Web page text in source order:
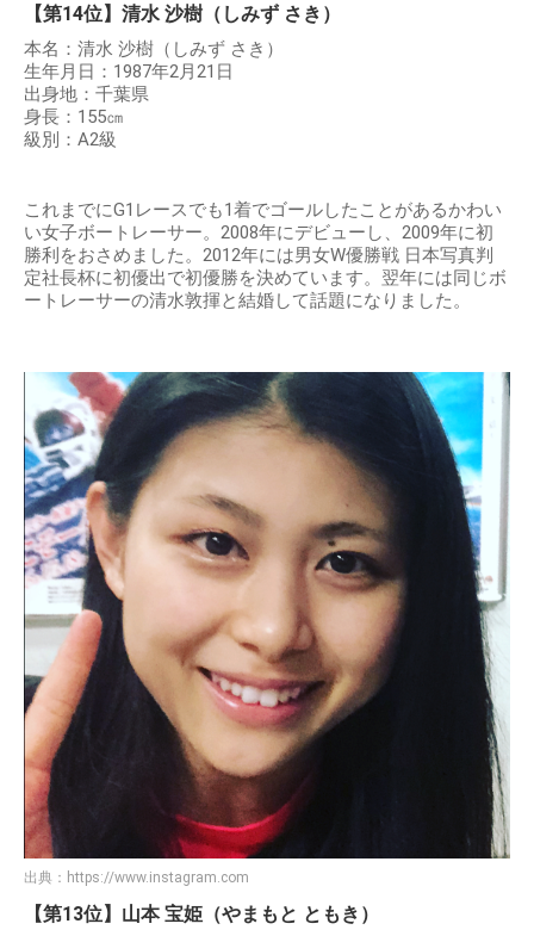
【第14位】清水 沙樹（しみず さき）
本名：清水 沙樹（しみず さき）
生年月日：1987年2月21日
出身地：千葉県
身長：155㎝
級別：A2級
これまでにG1レースでも1着でゴールしたことがあるかわい
い女子ボートレーサー。2008年にデビューし、2009年に初
勝利をおさめました。2012年には男女W優勝戦 日本写真判
定社長杯に初優出で初優勝を決めています。翌年には同じボ
ートレーサーの清水敦揮と結婚して話題になりました。
出典： https://www.instagram.com
【第13位】山本 宝姫（やまもと ともき）